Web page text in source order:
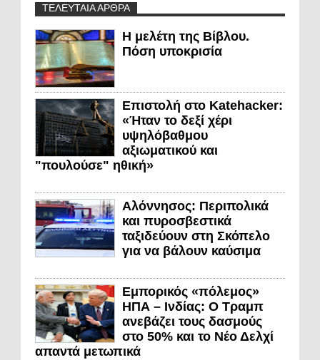
ΤΕΛΕΥΤΑΙΑ ΑΡΘΡΑ
Η μελέτη της Βίβλου.
Πόση υποκρισία
Επιστολή στο Katehacker:
«Ήταν το δεξί χέρι
υψηλόβαθμου
αξιωματικού και
"πουλούσε" ηθική»
Αλόννησος: Περιπολικά
και πυροσβεστικά
ταξιδεύουν στη Σκόπελο
για να βάλουν καύσιμα
Εμπορικός «πόλεμος»
ΗΠΑ – Ινδίας: Ο Τραμπ
ανεβάζει τους δασμούς
στο 50% και το Νέο Δελχί
απαντά μετωπικά